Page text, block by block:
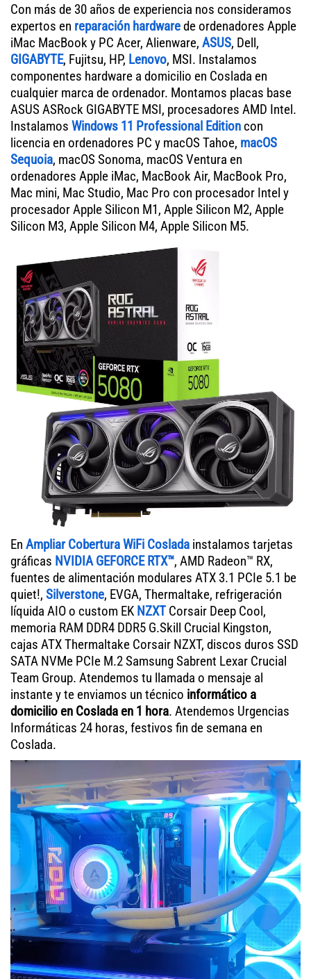
Con más de 30 años de experiencia nos consideramos
expertos en reparación hardwarede ordenadores Apple
iMac MacBook y PC Acer, Alienware, ASUS, Dell,
GIGABYTE, Fujitsu, HP, Lenovo, MSI. Instalamos
componentes hardware a domicilio en Coslada en
cualquier marca de ordenador. Montamos placas base
ASUS ASRock GIGABYTE MSI, procesadores AMD Intel.
Instalamos Windows 11 Professional Edition con
licencia en ordenadores PC y macOS Tahoe, macOS
Sequoia, macOS Sonoma, macOS Ventura en
ordenadores Apple iMac, MacBook Air, MacBook Pro,
Mac mini, Mac Studio, Mac Pro con procesador Intel y
procesador Apple Silicon M1, Apple Silicon M2, Apple
Silicon M3, Apple Silicon M4, Apple Silicon M5.
En Ampliar Cobertura WiFi Coslada instalamos tarjetas
gráficas NVIDIA GEFORCE RTX™, AMD Radeon™ RX,
fuentes de alimentación modulares ATX 3.1 PCIe 5.1 be
quiet!, Silverstone, EVGA, Thermaltake, refrigeración
líquida AIO o custom EK NZXTCorsair Deep Cool,
memoria RAM DDR4 DDR5 G.Skill Crucial Kingston,
cajas ATX Thermaltake Corsair NZXT, discos duros SSD
SATA NVMe PCIe M.2 Samsung Sabrent Lexar Crucial
Team Group. Atendemos tu llamada o mensaje al
instante y te enviamos un técnico informático a
domicilio en Coslada en 1 hora. Atendemos Urgencias
Informáticas 24 horas, festivos fin de semana en
Coslada.